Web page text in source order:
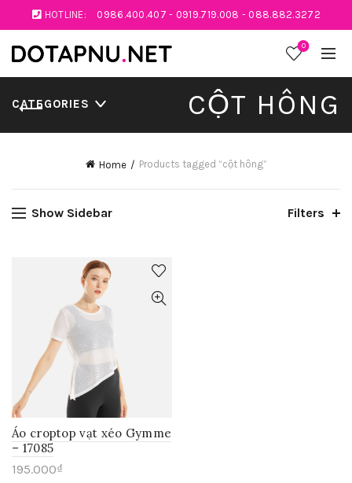
HOTLINE: 0986.400.407 - 0919.719.008 - 088.882.3272
0
CỘT HÔNG
CATEGORIES
Home Products tagged “cột hông”
Show Sidebar Filters
Áo croptop vạt xéo Gymme
– 17085
195.000₫